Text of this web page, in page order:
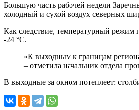
Большую часть рабочей недели
холодный и сухой воздух северных
Как следствие, температурный режим
-24 °C.
«К выходным к границам
– отметила начальник отдела
В выходные за окном потеплеет: